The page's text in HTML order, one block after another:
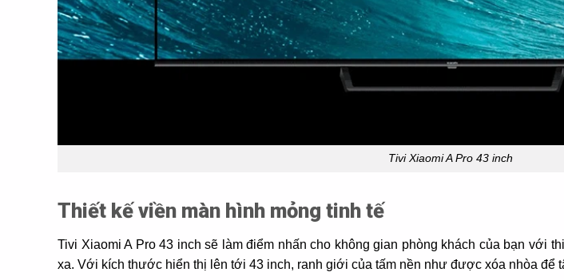
Tivi Xiaomi A Pro 43 inch
Thiết kế viền màn hình mỏng tinh tế
Tivi Xiaomi A Pro 43 inch sẽ làm điểm nhấn cho không gian phòng khách của bạn với
xa. Với kích thước hiển thị lên tới 43 inch, ranh giới của tấm nền như được xóa nhòa để